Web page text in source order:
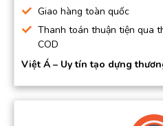
Giao hàng toàn quốc
Thanh toán thuận tiện qua
COD
Việt Á – Uy tín tạo dựng